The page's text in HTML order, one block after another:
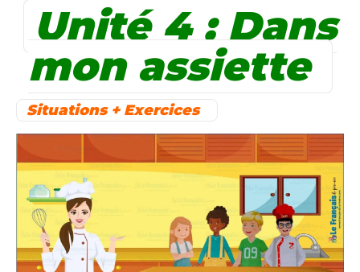
Unité 4 : Dans
mon assiette
Situations + Exercices